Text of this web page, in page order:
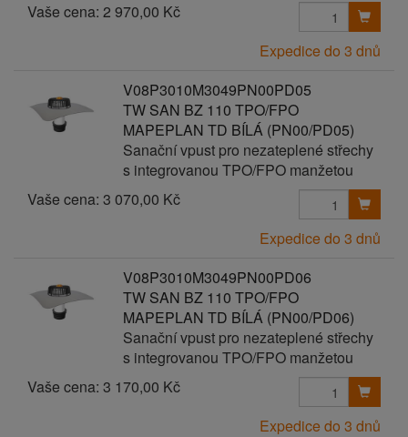
Vaše cena: 2 970,00 Kč
Expedice do 3 dnů
V08P3010M3049PN00PD05
TW SAN BZ 110 TPO/FPO
MAPEPLAN TD BÍLÁ (PN00/PD05)
Sanační vpust pro nezateplené střechy
s integrovanou TPO/FPO manžetou
Vaše cena: 3 070,00 Kč
Expedice do 3 dnů
V08P3010M3049PN00PD06
TW SAN BZ 110 TPO/FPO
MAPEPLAN TD BÍLÁ (PN00/PD06)
Sanační vpust pro nezateplené střechy
s integrovanou TPO/FPO manžetou
Vaše cena: 3 170,00 Kč
Expedice do 3 dnů